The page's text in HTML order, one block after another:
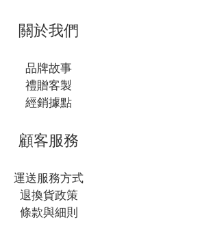
關於我們
品牌故事
禮贈客製
經銷據點
顧客服務
運送服務方式
退換貨政策
條款與細則